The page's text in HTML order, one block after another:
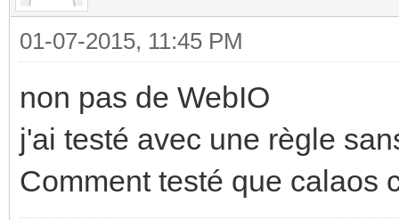
01-07-2015, 11:45 PM
non pas de WebIO
j'ai testé avec une règle
Comment testé que calaos